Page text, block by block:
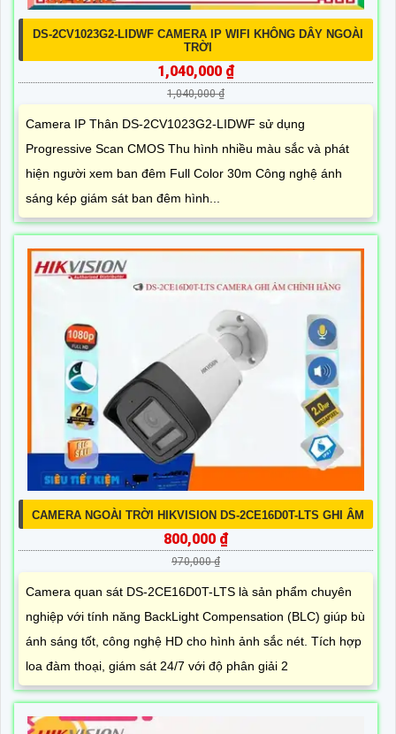
DS-2CV1023G2-LIDWF CAMERA IP WIFI KHÔNG DÂY NGOÀI
TRỜI
1,040,000 ₫
1,040,000 ₫
Camera IP Thân DS-2CV1023G2-LIDWF sử dụng
Progressive Scan CMOS Thu hình nhiều màu sắc và phát
hiện người xem ban đêm Full Color 30m Công nghệ ánh
sáng kép giám sát ban đêm hình...
CAMERA NGOÀI TRỜI HIKVISION DS-2CE16D0T-LTS GHI ÂM
800,000 ₫
970,000 ₫
Camera quan sát DS-2CE16D0T-LTS là sản phẩm chuyên
nghiệp với tính năng BackLight Compensation (BLC) giúp bù
ánh sáng tốt, công nghệ HD cho hình ảnh sắc nét. Tích hợp
loa đàm thoại, giám sát 24/7 với độ phân giải 2